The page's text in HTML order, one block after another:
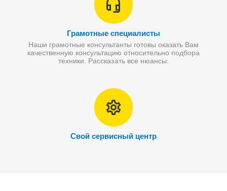
Грамотные специалисты
Наши грамотные консультанты готовы оказать Вам
качественную консультацию относительно подбора
техники. Рассказать все нюансы.
Свой сервисный центр